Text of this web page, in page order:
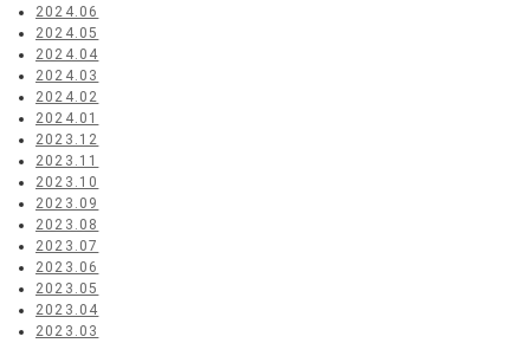
2024.06
2024.05
2024.04
2024.03
2024.02
2024.01
2023.12
2023.11
2023.10
2023.09
2023.08
2023.07
2023.06
2023.05
2023.04
2023.03